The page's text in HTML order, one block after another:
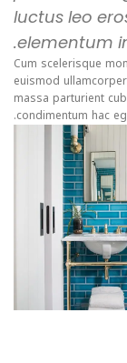
luctus leo
elementum
Cum scelerisque
euismod
massa parturient
condimentum hac